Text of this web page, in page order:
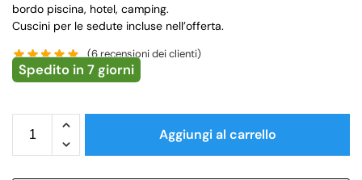
bordo piscina, hotel, camping.
Cuscini per le sedute incluse nell’offerta.
(6recensioni dei clienti)
Spedito in 7 giorni
Aggiungi al carrello